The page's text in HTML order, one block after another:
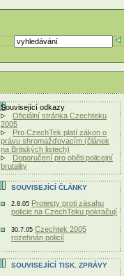
Související odkazy
Oficiální stránka Czechteku
2005
Pro CzechTek platí zákon o
právu shromažďovacím (článek
na Britských listech)
Doporučení pro oběti policejní
brutality
SOUVISEJÍCÍ ČLÁNKY
2.8.05 Protesty proti zásahu
policie na CzechTeku pokračují
30.7.05 Czechtek 2005
rozehnán policií
SOUVISEJÍCÍ TISK. ZPRÁVY